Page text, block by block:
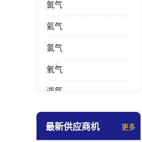
氩气
氦气
氢气
氧气
液氮
乙炔
最新供应商机 更多